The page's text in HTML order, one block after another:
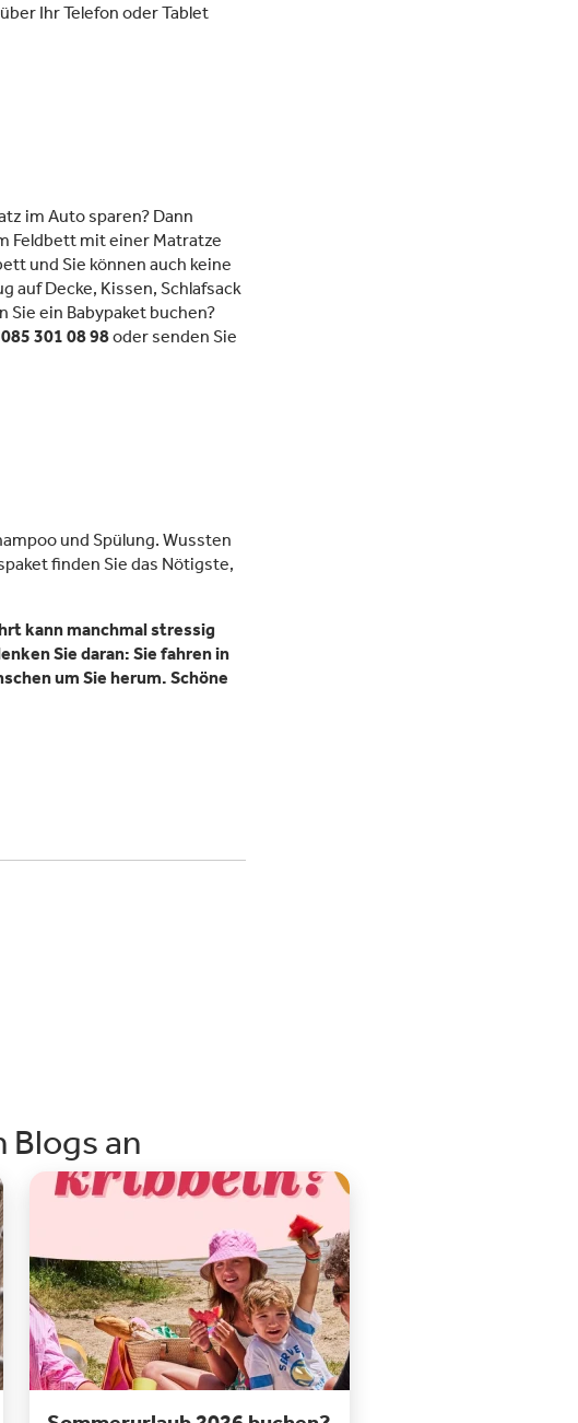
Ihr Telefon oder Tablet
im Auto sparen? Dann
Feldbett mit einer Matratze
und Sie können auch keine
auf Decke, Kissen, Schlafsack
Sie ein Babypaket buchen?
085 301 08 98oder senden Sie
und Spülung. Wussten
finden Sie das Nötigste,
kann manchmal stressig
Sie daran: Sie fahren in
um Sie herum. Schöne
Blogs an